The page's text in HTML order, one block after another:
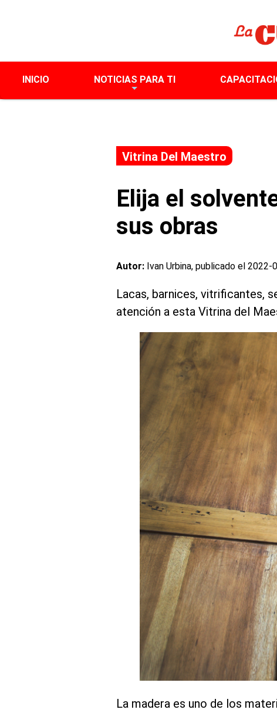
INICIO NOTICIAS PARA TI
Vitrina Del Maestro
Elija el
sus obras
Autor: Ivan Urbina, publicado el 2022-
Lacas, barnices, vitrificantes,
atención a esta Vitrina del
La madera es uno de los